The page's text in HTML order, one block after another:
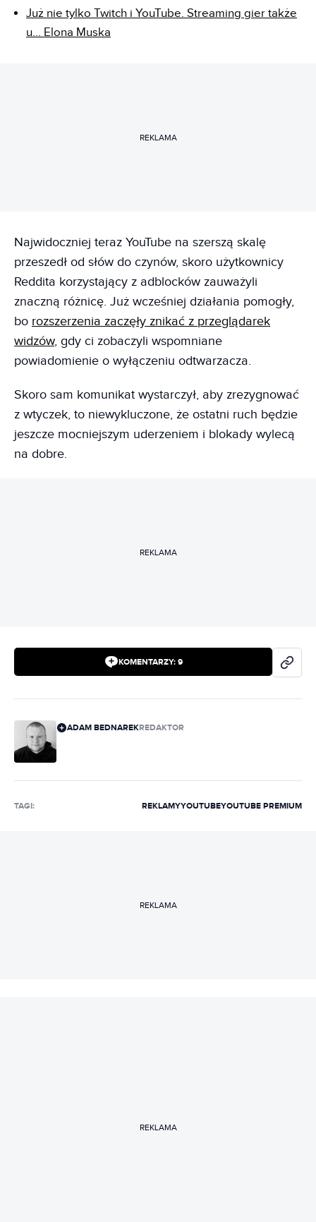
Już nie tylko Twitch i YouTube. Streaming gier także
u... Elona Muska
REKLAMA
Najwidoczniej teraz YouTube na szerszą skalę
przeszedł od słów do czynów, skoro użytkownicy
Reddita korzystający z adblocków zauważyli
znaczną różnicę. Już wcześniej działania pomogły,
bo rozszerzenia zaczęły znikać z przeglądarek
widzów, gdy ci zobaczyli wspomniane
powiadomienie o wyłączeniu odtwarzacza.
Skoro sam komunikat wystarczył, aby zrezygnować
z wtyczek, to niewykluczone, że ostatni ruch będzie
jeszcze mocniejszym uderzeniem i blokady wylecą
na dobre.
REKLAMA
KOMENTARZY: 9
ADAM BEDNAREKREDAKTOR
TAGI: REKLAMYYOUTUBEYOUTUBE PREMIUM
REKLAMA
REKLAMA